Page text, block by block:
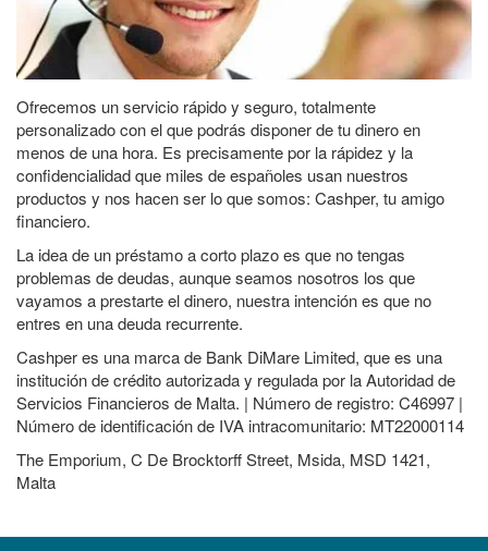
Ofrecemos un servicio rápido y seguro, totalmente
personalizado con el que podrás disponer de tu dinero en
menos de una hora. Es precisamente por la rápidez y la
confidencialidad que miles de españoles usan nuestros
productos y nos hacen ser lo que somos: Cashper, tu amigo
financiero.
La idea de un préstamo a corto plazo es que no tengas
problemas de deudas, aunque seamos nosotros los que
vayamos a prestarte el dinero, nuestra intención es que no
entres en una deuda recurrente.
Cashper es una marca de Bank DiMare Limited, que es una
institución de crédito autorizada y regulada por la Autoridad de
Servicios Financieros de Malta. | Número de registro: C46997 |
Número de identificación de IVA intracomunitario: MT22000114
The Emporium, C De Brocktorff Street, Msida, MSD 1421,
Malta